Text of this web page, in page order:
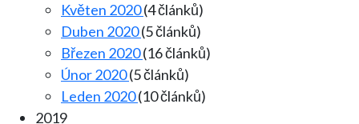
Květen 2020(4 článků)
Duben 2020(5 článků)
Březen 2020(16 článků)
Únor 2020(5 článků)
Leden 2020(10 článků)
2019